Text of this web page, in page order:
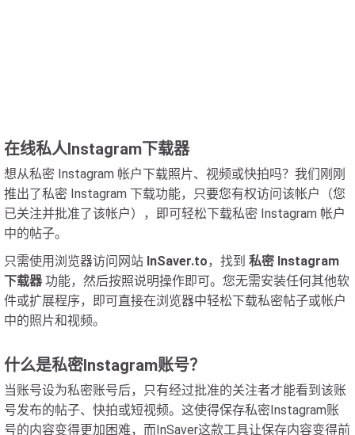
在线私人Instagram下载器
想从私密 Instagram 帐户下载照片、视频或快拍吗？我们刚刚
推出了私密 Instagram 下载功能，只要您有权访问该帐户（您
已关注并批准了该帐户），即可轻松下载私密 Instagram 帐户
中的帖子。
只需使用浏览器访问网站 InSaver.to，找到 私密 Instagram
下载器功能，然后按照说明操作即可。您无需安装任何其他软
件或扩展程序，即可直接在浏览器中轻松下载私密帖子或帐户
中的照片和视频。
什么是私密Instagram账号？
当账号设为私密账号后，只有经过批准的关注者才能看到该账
号发布的帖子、快拍或短视频。这使得保存私密Instagram账
号的内容变得更加困难，而InSaver这款工具让保存内容变得前